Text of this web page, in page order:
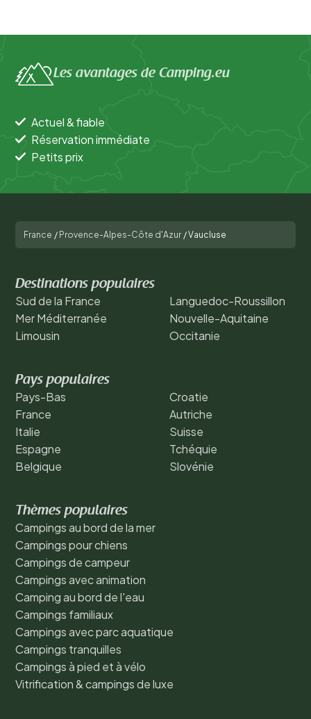
Les avantages de Camping.eu
Actuel & fiable
Réservation immédiate
Petits prix
France / Provence-Alpes-Côte d'Azur /Vaucluse
Destinations populaires
Sud de la France
Mer Méditerranée
Limousin
Languedoc-Roussillon
Nouvelle-Aquitaine
Occitanie
Pays populaires
Pays-Bas
France
Italie
Espagne
Belgique
Croatie
Autriche
Suisse
Tchéquie
Slovénie
Thèmes populaires
Campings au bord de la mer
Campings pour chiens
Campings de campeur
Campings avec animation
Camping au bord de l'eau
Campings familiaux
Campings avec parc aquatique
Campings tranquilles
Campings à pied et à vélo
Vitrification & campings de luxe